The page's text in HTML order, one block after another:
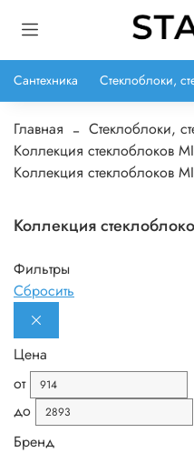
Сантехника Стеклоблоки,
Главная
Стеклоблоки,
Коллекция стеклоблоков
Коллекция стеклоблоков
Коллекция
Фильтры
Сбросить
Цена
от
до
Бренд